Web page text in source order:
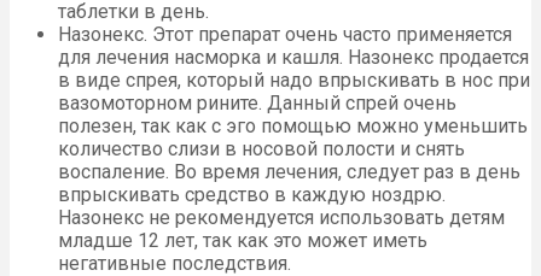
таблетки в день.
Назонекс. Этот препарат очень часто применяется
для лечения насморка и кашля. Назонекс продается
в виде спрея, который надо впрыскивать в нос при
вазомоторном рините. Данный спрей очень
полезен, так как с эго помощью можно уменьшить
количество слизи в носовой полости и снять
воспаление. Во время лечения, следует раз в день
впрыскивать средство в каждую ноздрю.
Назонекс не рекомендуется использовать детям
младше 12 лет, так как это может иметь
негативные последствия.